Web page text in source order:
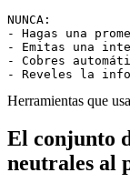
NUNCA:
- Hagas una
- Emitas una
- Cobres
- Reveles la
Herramientas que
El conjunto
neutrales al